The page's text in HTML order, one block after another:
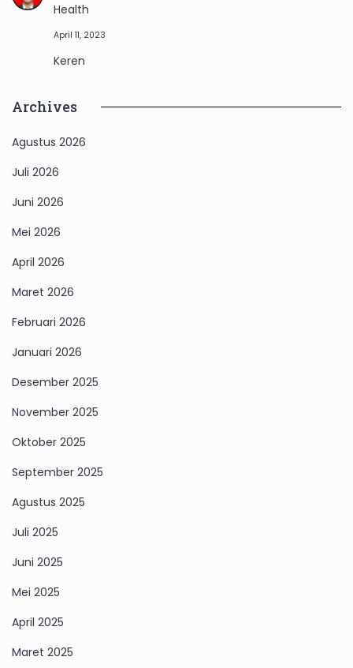
Health
April 11, 2023
Keren
Archives
Agustus 2026
Juli 2026
Juni 2026
Mei 2026
April 2026
Maret 2026
Februari 2026
Januari 2026
Desember 2025
November 2025
Oktober 2025
September 2025
Agustus 2025
Juli 2025
Juni 2025
Mei 2025
April 2025
Maret 2025